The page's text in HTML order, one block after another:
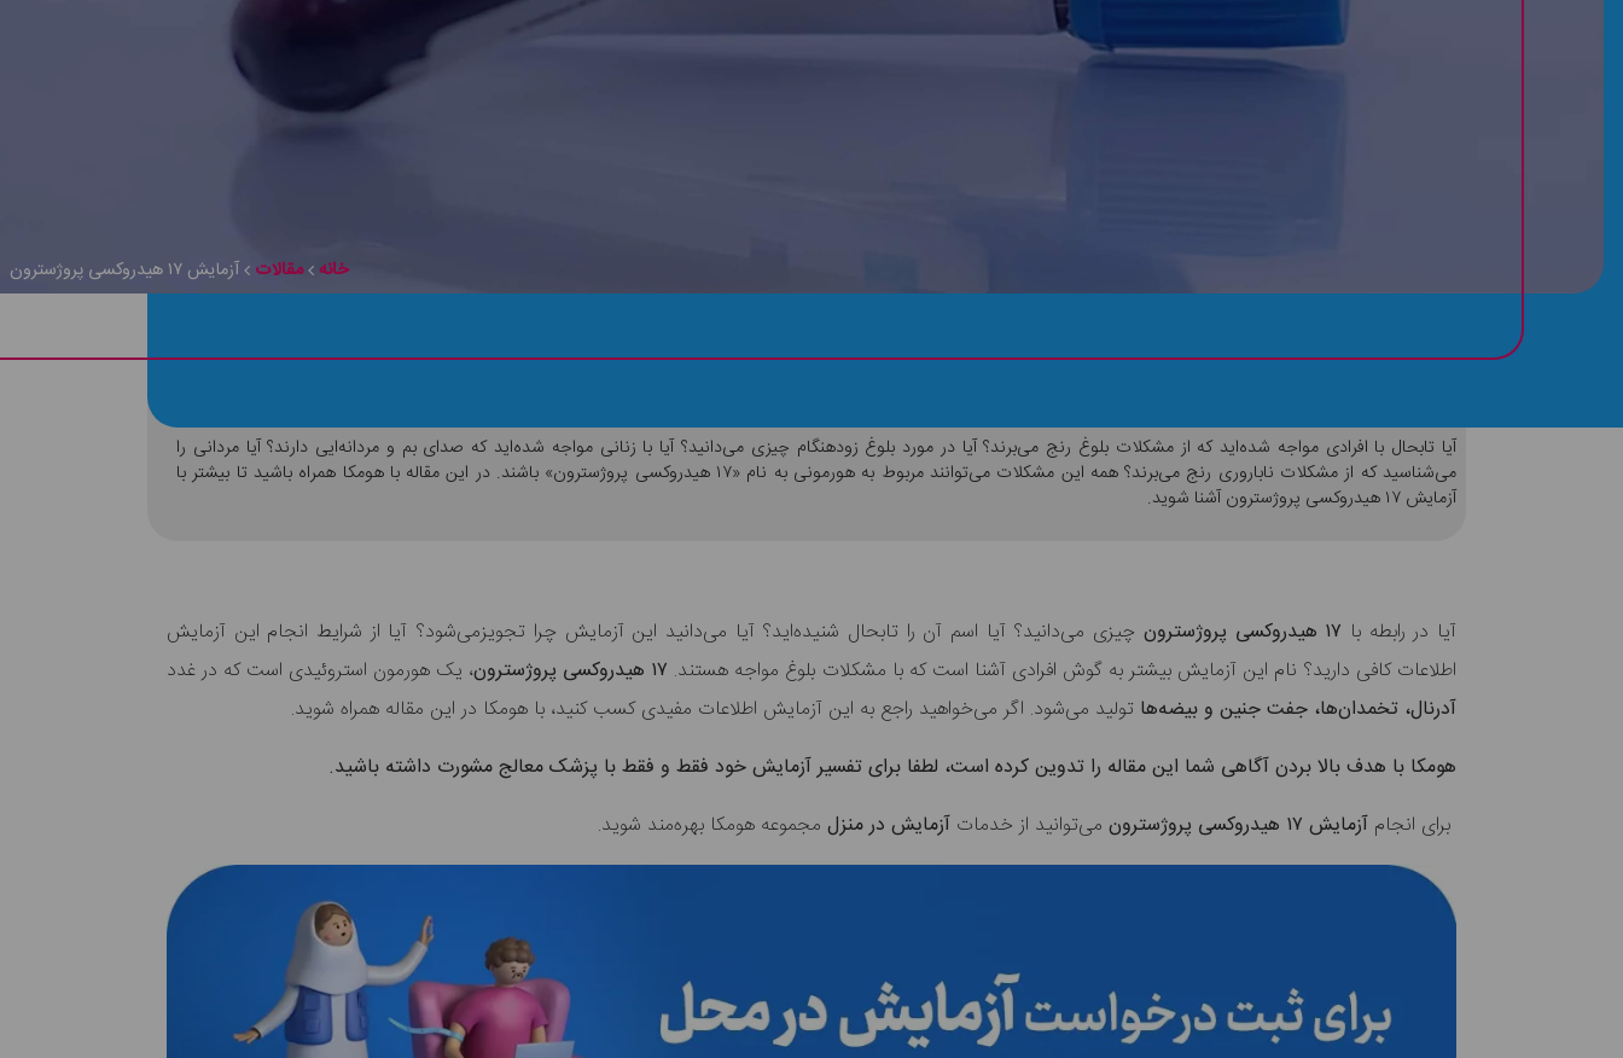
خانه مقالات آزمایش ۱۷ هیدروکسی پروژسترون
آیا تابحال با افرادی مواجه شده‌اید که از مشکلات بلوغ رنج می‌برند؟ آیا در مورد بلوغ زودهنگام چیزی می‌دانید؟ آیا با زنانی مواجه شده‌اید که صدای بم و مردانه‌ایی دارند؟ آیا مردانی را
می‌شناسید که از مشکلات ناباروری رنج می‌برند؟ همه این مشکلات می‌توانند مربوط به هورمونی به نام «۱۷ هیدروکسی پروژسترون» باشند. در این مقاله با هومکا همراه باشید تا بیشتر با
آزمایش ۱۷ هیدروکسی پروژسترون آشنا شوید.
آیا در رابطه با ۱۷ هیدروکسی پروژسترون
چیزی می‌دانید؟ آیا اسم آن را تابحال شنیده‌اید؟ آیا می‌دانید این آزمایش چرا تجویزمی‌شود؟ آیا از شرایط انجام این آزمایش
اطلاعات کافی دارید؟ نام این آزمایش بیشتر به گوش افرادی آشنا است که با مشکلات بلوغ مواجه هستند. ۱۷ هیدروکسی پروژسترون ، یک هورمون‌ استروئیدی است که در غدد
آدرنال، تخمدان‌ها، جفت جنین و بیضه‌ها تولید می‌شود. اگر می‌خواهید راجع به این آزمایش اطلاعات مفیدی کسب کنید، با هومکا در این مقاله همراه شوید.
هومکا با هدف بالا بردن آگاهی شما این مقاله را تدوین کرده است، لطفا برای تفسیر آزمایش خود فقط و فقط با پزشک معالج مشورت داشته باشید.
برای انجام آزمایش ۱۷ هیدروکسی پروژسترون می‌توانید از خدمات آزمایش در منزل مجموعه هومکا بهره‌مند شوید.